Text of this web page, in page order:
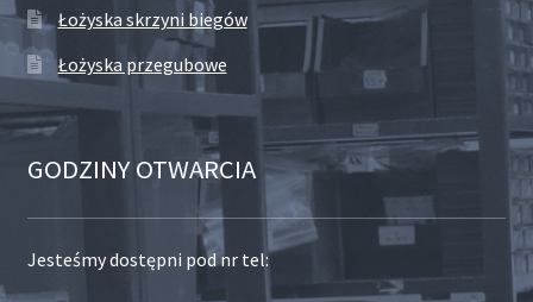
Łożyska skrzyni biegów
Łożyska przegubowe
GODZINY OTWARCIA
Jesteśmy dostępni pod nr tel: